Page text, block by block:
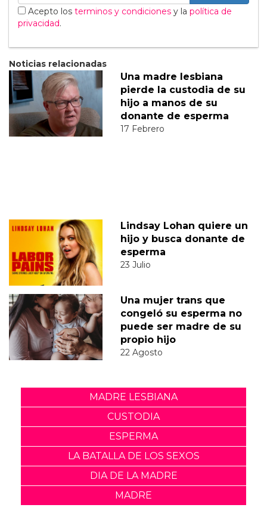
Acepto los terminos y condiciones y la política de
privacidad.
Noticias relacionadas
Una madre lesbiana
pierde la custodia de su
hijo a manos de su
donante de esperma
17 Febrero
Lindsay Lohan quiere un
hijo y busca donante de
esperma
23 Julio
Una mujer trans que
congeló su esperma no
puede ser madre de su
propio hijo
22 Agosto
MADRE LESBIANA
CUSTODIA
ESPERMA
LA BATALLA DE LOS SEXOS
DIA DE LA MADRE
MADRE